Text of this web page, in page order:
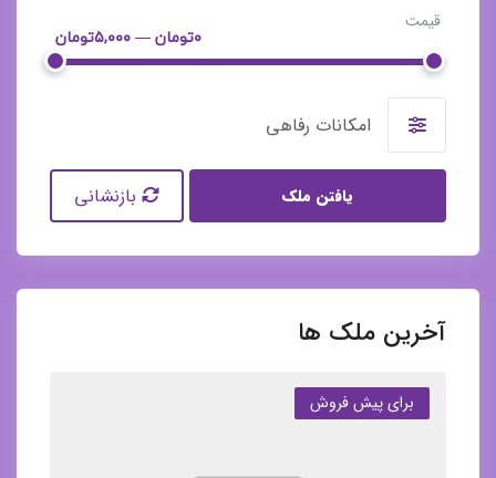
قیمت
۰تومان — ۵,۰۰۰تومان
امکانات رفاهی
یافتن ملک
آخرین ملک ها
برای پیش فروش